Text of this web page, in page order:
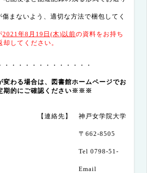
まないよう、適切な方法で梱包してく
2021 年8 月 19 日 (木)以前の資料をお持ち
してください。
・・・・・・・・・・・・・
わる場合は、図書館ホームページでお
期的にご確認ください※※※
】 神戸女学院大学
662-8505
Tel 0798-51-